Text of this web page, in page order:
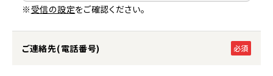
※ 受信の設定をご確認ください。
ご連絡先(電話番号) 必須